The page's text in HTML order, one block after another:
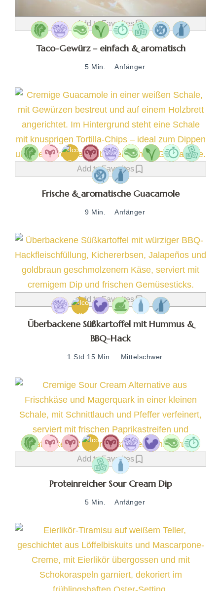
Add to Favorites
Taco-Gewürz – einfach & aromatisch
5 Min. Anfänger
Add to Favorites
Frische & aromatische Guacamole
9 Min. Anfänger
Add to Favorites
Überbackene Süßkartoffel mit Hummus &
BBQ-Hack
1 Std 15 Min. Mittelschwer
Add to Favorites
Proteinreicher Sour Cream Dip
5 Min. Anfänger